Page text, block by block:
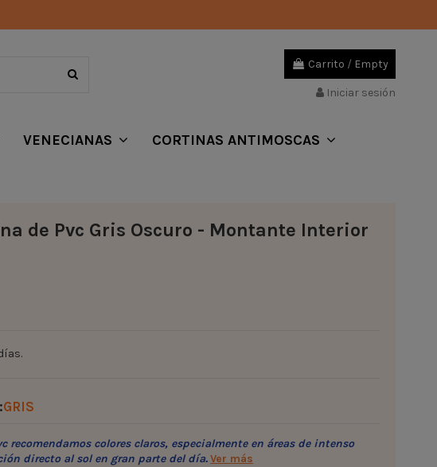
Carrito / Empty
Iniciar sesión
VENECIANAS CORTINAS ANTIMOSCAS
de Pvc Gris Oscuro - Montante Interior
GRIS
recomendamos colores claros, especialmente en áreas de intenso
directo al sol en gran parte del día.Ver más